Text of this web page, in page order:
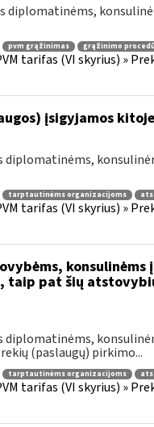
diplomatinėms,
pvm grąžinimas grąžinimo
tarifas (VI skyrius) »
įsigyjamos
diplomatinėms,
tarptautinėms organizacijoms
tarifas (VI skyrius) »
konsulinėms
taip pat šių
diplomatinėms,
(paslaugų) pirkimo...
tarptautinėms organizacijoms
tarifas (VI skyrius) »